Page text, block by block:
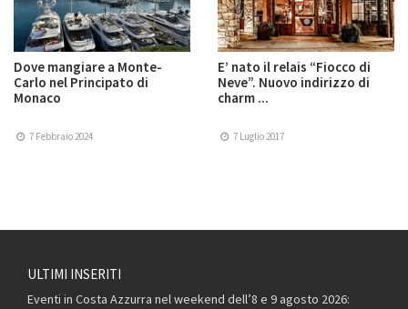
Dove mangiare a Monte-
Carlo nel Principato di
Monaco
7 Febbraio 2024
E’ nato il relais “Fiocco di
Neve”. Nuovo indirizzo di
charm ...
7 Luglio 2017
ULTIMI INSERITI
Eventi in Costa Azzurra nel weekend dell’8 e 9 agosto 2026: